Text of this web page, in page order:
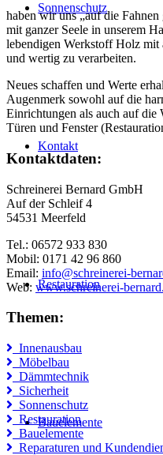
Sonnenschutz
Kontakt
Restauration
Bauelemente
haben wir uns „auf die Fahnen
mit ganzer Seele in unserem
lebendigen Werkstoff Holz mit
und wertig zu verarbeiten.
Neues schaffen und Werte
Augenmerk sowohl auf die
Einrichtungen als auch auf die
Türen und Fenster
Kontaktdaten:
Schreinerei Bernard GmbH
Auf der Schleif 4
54531 Meerfeld
Tel.: 06572 933 830
Mobil: 0171 42 96 860
Email: info@schreinerei-
Web: www.schreinerei-
Themen:
Innenausbau
Möbelbau
Dämmtechnik
Sicherheit
Sonnenschutz
Restauration
Bauelemente
Reparaturen und